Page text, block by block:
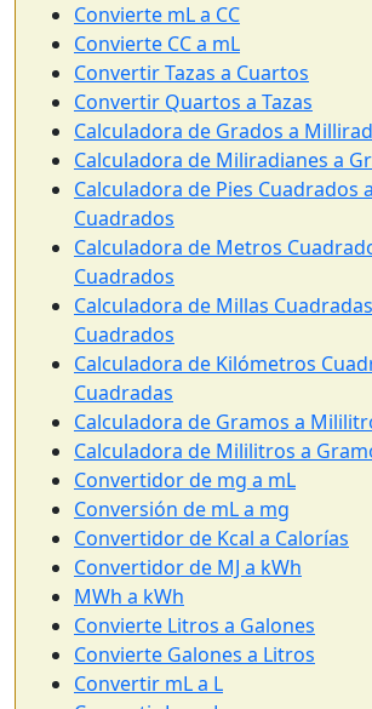
Convierte mL a CC
Convierte CC a mL
Convertir Tazas a Cuartos
Convertir Quartos a Tazas
Calculadora de Grados a
Calculadora de Miliradianes a
Calculadora de Pies Cuadrados
Cuadrados
Calculadora de Metros
Cuadrados
Calculadora de Millas
Cuadrados
Calculadora de Kilómetros
Cuadradas
Calculadora de Gramos a
Calculadora de Mililitros a
Convertidor de mg a mL
Conversión de mL a mg
Convertidor de Kcal a Calorías
Convertidor de MJ a kWh
MWh a kWh
Convierte Litros a Galones
Convierte Galones a Litros
Convertir mL a L